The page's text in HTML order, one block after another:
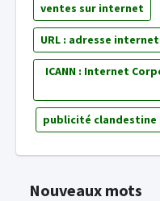
ventes sur internet
URL : adresse
ICANN : Internet
publicité clandestine
Nouveaux mots